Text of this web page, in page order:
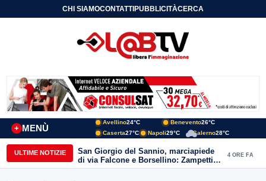
CHI SIAMOCONTATTIPUBBLICITÀCERCA
MENÙ
+
Avellino24°C Benevento26°C
Caserta27°C Napoli29°C Salerno28°C
ULTIME NOTIZIE
San Giorgio del Sannio, marciapiede
di via Falcone e Borsellino: Zampetti e
Lombardi replicano alle polemiche
4 ORE FA